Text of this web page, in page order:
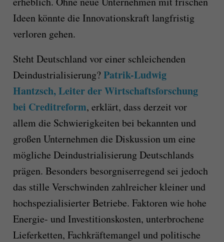
Ideen könnte die Innovationskraft langfristig
verloren gehen.
Steht Deutschland vor einer schleichenden
Deindustrialisierung? Patrik-Ludwig
Hantzsch, Leiter der Wirtschaftsforschung
bei Creditreform, erklärt, dass derzeit vor
allem die Schwierigkeiten bei bekannten und
großen Unternehmen die Diskussion um eine
mögliche Deindustrialisierung Deutschlands
prägen. Besonders besorgniserregend sei jedoch
das stille Verschwinden zahlreicher kleiner und
hochspezialisierter Betriebe. Faktoren wie hohe
Energie- und Investitionskosten, unterbrochene
Lieferketten, Fachkräftemangel und politische